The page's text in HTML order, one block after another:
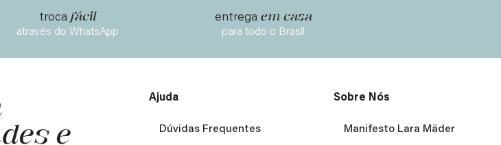
troca fácil
através do WhatsApp
entrega em casa
para todo o Brasil
e
Ajuda
Dúvidas Frequentes
Sobre Nós
Manifesto Lara Mäder